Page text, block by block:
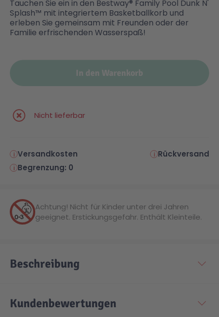
Kreativ
Malen & Zeichnen
Harry Potter™
Marvel™ Super Heroes
Minecraft™
Speed Champions
Super Mario
Heroes
Knights
NOVELMORE
Wiltopia
Cars
Tauchen Sie ein in den Bestway® Family Pool Dunk N'
Splash™ mit integriertem Basketballkorb und
erleben Sie gemeinsam mit Freunden oder der
Familie erfrischenden Wasserspaß!
In den Warenkorb
Nicht lieferbar
Versandkosten
Rückversand
Begrenzung: 0
Achtung! Nicht für Kinder unter drei Jahren
geeignet. Erstickungsgefahr. Enthält Kleinteile.
Beschreibung
Kundenbewertungen